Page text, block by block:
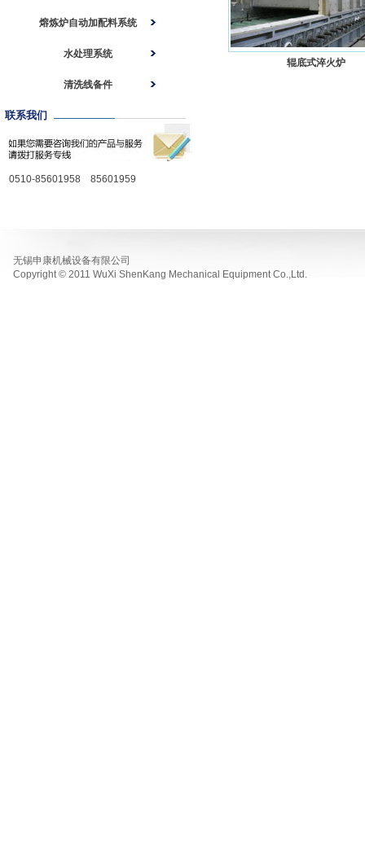
熔炼炉自动加配料系统
水处理系统
清洗线备件
联系我们
0510-85601958 85601959
辊底式淬火炉
无锡申康机械设备有限公司
Copyright © 2011 WuXi ShenKang Mechanical Equipment Co.,Ltd.